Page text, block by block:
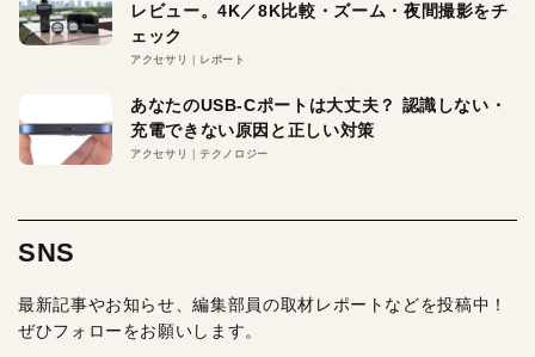
レビュー。4K／8K比較・ズーム・夜間撮影をチ
ェック
アクセサリ レポート
あなたのUSB-Cポートは大丈夫？ 認識しない・
充電できない原因と正しい対策
アクセサリ テクノロジー
SNS
最新記事やお知らせ、編集部員の取材レポートなどを投稿中！
ぜひフォローをお願いします。